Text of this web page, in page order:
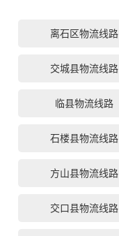
离石区物流线路
交城县物流线路
临县物流线路
石楼县物流线路
方山县物流线路
交口县物流线路